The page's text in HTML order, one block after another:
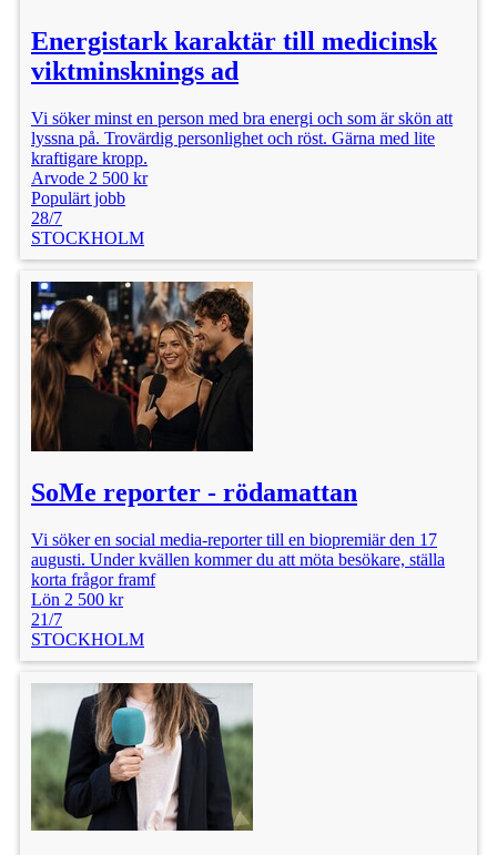
Energistark karaktär till medicinsk
viktminsknings ad
Vi söker minst en person med bra energi och som är skön att
lyssna på. Trovärdig personlighet och röst. Gärna med lite
kraftigare kropp.
Arvode 2 500 kr
Populärt jobb
28/7
STOCKHOLM
SoMe reporter - rödamattan
Vi söker en social media-reporter till en biopremiär den 17
augusti. Under kvällen kommer du att möta besökare, ställa
korta frågor framf
Lön 2 500 kr
21/7
STOCKHOLM